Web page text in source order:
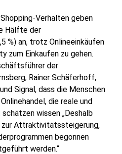
Verhalten geben
Hälfte der
%) an, trotz Onlineeinkäufen
zum Einkaufen zu gehen.
der
Rainer Schäferhoff,
Signal, dass die Menschen
die reale und
wissen „Deshalb
zur Attraktivitätssteigerung,
begonnen
werden.“